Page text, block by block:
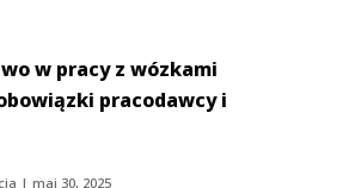
w pracy z wózkami
pracodawcy i
|maj 30, 2025